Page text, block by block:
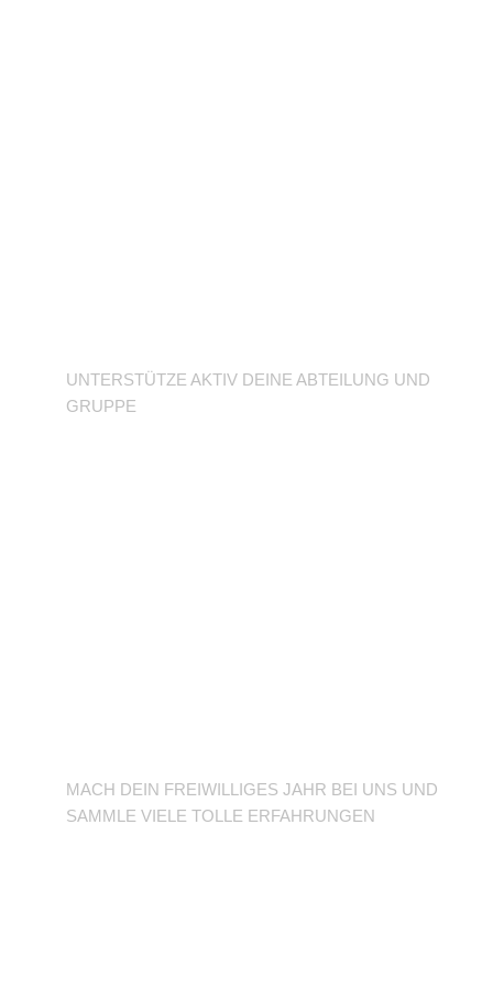
UNTERSTÜTZE AKTIV DEINE ABTEILUNG UND
GRUPPE
MACH DEIN FREIWILLIGES JAHR BEI UNS UND
SAMMLE VIELE TOLLE ERFAHRUNGEN